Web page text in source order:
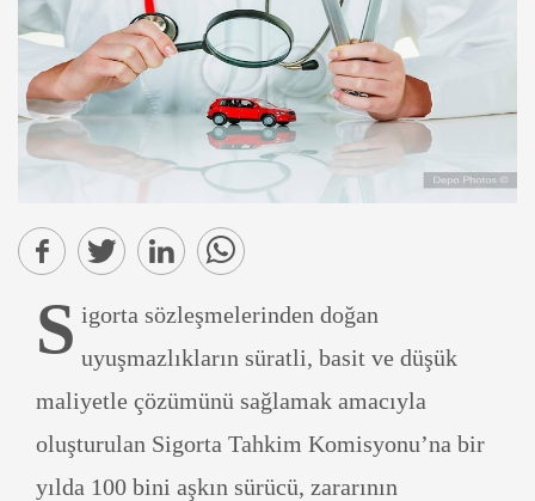
S igorta sözleşmelerinden doğan
uyuşmazlıkların süratli, basit ve düşük
maliyetle çözümünü sağlamak amacıyla
oluşturulan Sigorta Tahkim Komisyonu’na bir
yılda 100 bini aşkın sürücü, zararının